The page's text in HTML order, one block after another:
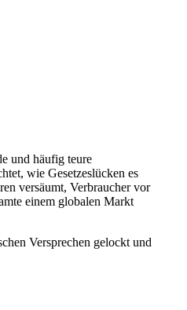
und häufig teure
wie Gesetzeslücken es
versäumt, Verbraucher vor
einem globalen Markt
Versprechen gelockt und